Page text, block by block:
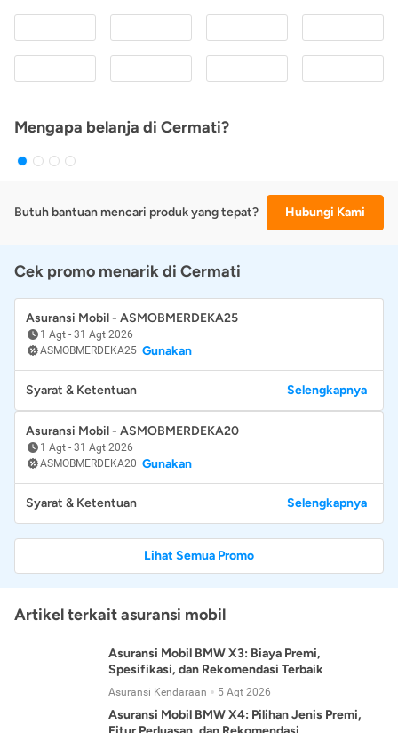
Mengapa belanja di Cermati?
Butuh bantuan mencari produk yang tepat? Hubungi Kami
Cek promo menarik di Cermati
Asuransi Mobil - ASMOBMERDEKA25
1 Agt - 31 Agt 2026
ASMOBMERDEKA25 Gunakan
Syarat & Ketentuan Selengkapnya
Asuransi Mobil - ASMOBMERDEKA20
1 Agt - 31 Agt 2026
ASMOBMERDEKA20 Gunakan
Syarat & Ketentuan Selengkapnya
Lihat Semua Promo
Artikel terkait asuransi mobil
Asuransi Mobil BMW X3: Biaya Premi,
Spesifikasi, dan Rekomendasi Terbaik
Asuransi Kendaraan 5 Agt 2026
Asuransi Mobil BMW X4: Pilihan Jenis Premi,